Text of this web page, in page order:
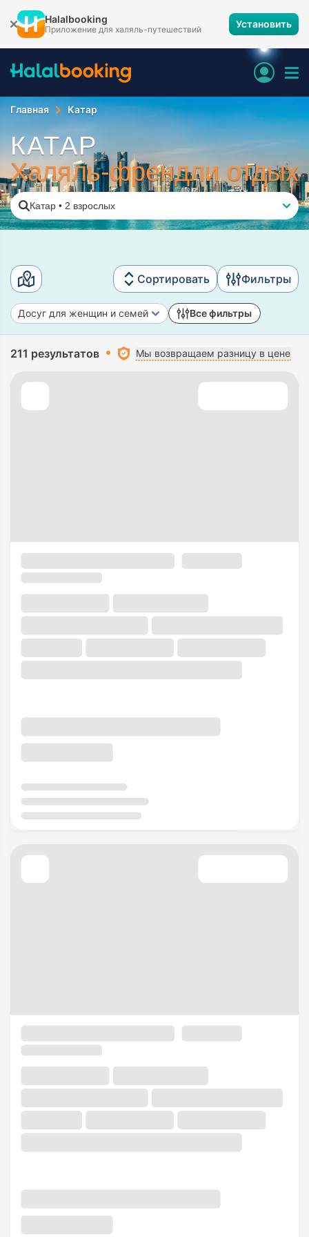
Halalbooking
Приложение для халяль-путешествий Установить
Главная Катар
КАТАР
Халяль-френдли отдых
Катар • 2 взрослых
Сортировать Фильтры
Досуг для женщин и семей Все фильтры
211 результатов Мы возвращаем разницу в цене